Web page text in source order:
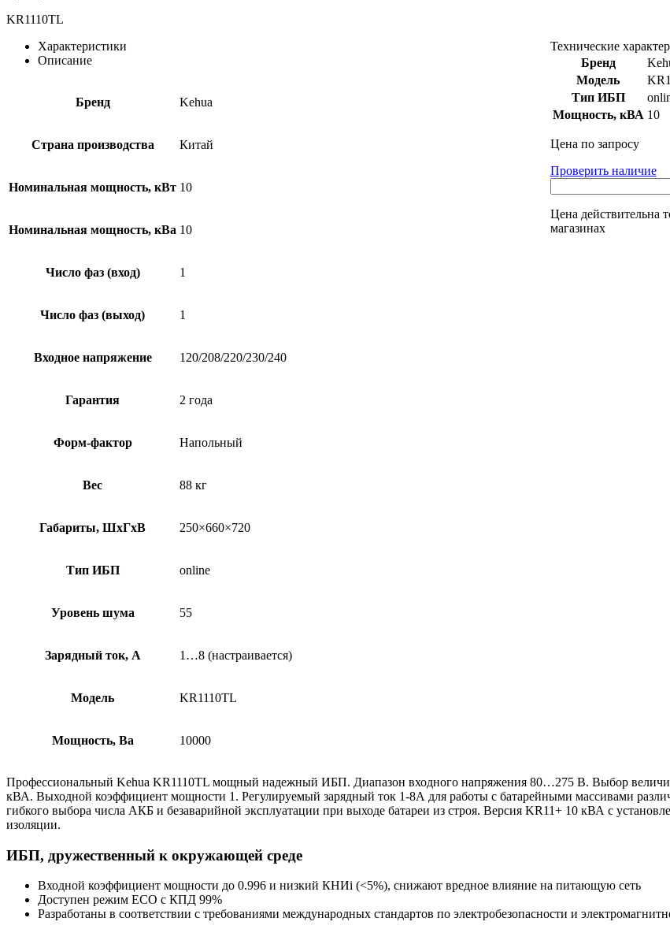
KR1110TL
Технические
Бренд
Модель
Тип ИБП
Мощность, кВА 10
Цена по запросу
Проверить наличие
Цена действительна
магазинах
Характеристики
Описание
Бренд Kehua
Страна производства Китай
Номинальная мощность, кВт 10
Номинальная мощность, кВа 10
Число фаз (вход) 1
Число фаз (выход) 1
Входное напряжение 120/208/220/230/240
Гарантия 2 года
Форм-фактор Напольный
Вес 88 кг
Габариты, ШхГхВ 250×660×720
Тип ИБП online
Уровень шума 55
Зарядный ток, А 1…8 (настраивается)
Модель KR1110TL
Мощность, Ва 10000
Профессиональный Kehua KR1110TL мощный надежный ИБП. Диапазон входного напряжения 80…275 В. Выбор
кВА. Выходной коэффициент мощности 1. Регулируемый зарядный ток 1-8А для работы с батарейными массивами
гибкого выбора числа АКБ и безаварийной эксплуатации при выходе батареи из строя. Версия KR11+ 10 кВА с
изоляции.
ИБП, дружественный к окружающей среде
Входной коэффициент мощности до 0.996 и низкий КНИi (<5%), снижают вредное влияние на питающую сеть
Доступен режим ECO с КПД 99%
Разработаны в соответствии с требованиями международных стандартов по электробезопасности и